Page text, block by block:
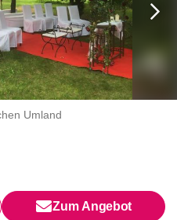
Umland
Zum Angebot